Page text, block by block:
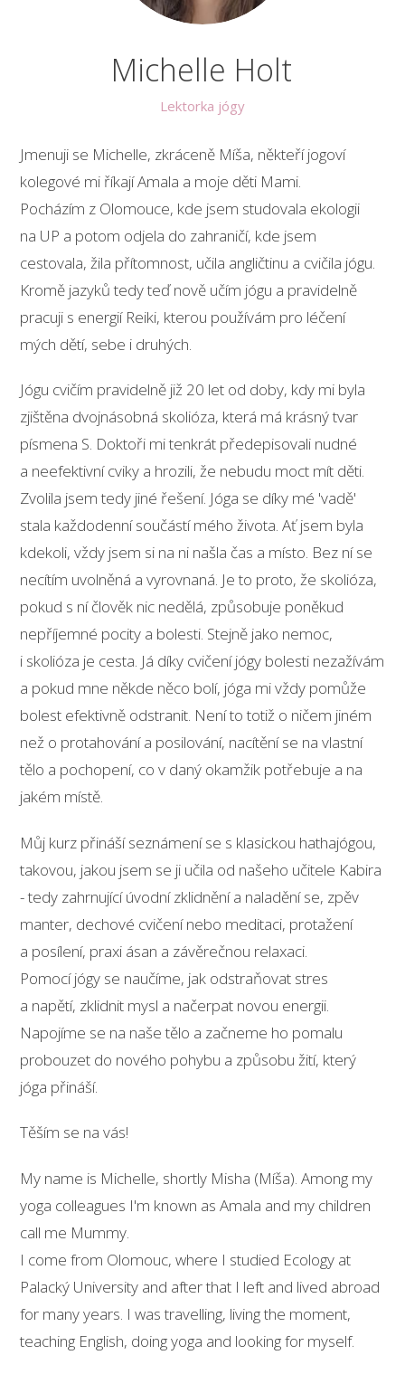
Michelle Holt
Lektorka jógy
Jmenuji se Michelle, zkráceně Míša, někteří jogoví
kolegové mi říkají Amala a moje děti Mami.
Pocházím z Olomouce, kde jsem studovala ekologii
na UP a potom odjela do zahraničí, kde jsem
cestovala, žila přítomnost, učila angličtinu a cvičila jógu.
Kromě jazyků tedy teď nově učím jógu a pravidelně
pracuji s energií Reiki, kterou používám pro léčení
mých dětí, sebe i druhých.
Jógu cvičím pravidelně již 20 let od doby, kdy mi byla
zjištěna dvojnásobná skolióza, která má krásný tvar
písmena S. Doktoři mi tenkrát předepisovali nudné
a neefektivní cviky a hrozili, že nebudu moct mít děti.
Zvolila jsem tedy jiné řešení. Jóga se díky mé 'vadě'
stala každodenní součástí mého života. Ať jsem byla
kdekoli, vždy jsem si na ni našla čas a místo. Bez ní se
necítím uvolněná a vyrovnaná. Je to proto, že skolióza,
pokud s ní člověk nic nedělá, způsobuje poněkud
nepříjemné pocity a bolesti. Stejně jako nemoc,
i skolióza je cesta. Já díky cvičení jógy bolesti nezažívám
a pokud mne někde něco bolí, jóga mi vždy pomůže
bolest efektivně odstranit. Není to totiž o ničem jiném
než o protahování a posilování, nacítění se na vlastní
tělo a pochopení, co v daný okamžik potřebuje a na
jakém místě.
Můj kurz přináší seznámení se s klasickou hathajógou,
takovou, jakou jsem se ji učila od našeho učitele Kabira
- tedy zahrnující úvodní zklidnění a naladění se, zpěv
manter, dechové cvičení nebo meditaci, protažení
a posílení, praxi ásan a závěrečnou relaxaci.
Pomocí jógy se naučíme, jak odstraňovat stres
a napětí, zklidnit mysl a načerpat novou energii.
Napojíme se na naše tělo a začneme ho pomalu
probouzet do nového pohybu a způsobu žití, který
jóga přináší.
Těším se na vás!
My name is Michelle, shortly Misha (Míša). Among my
yoga colleagues I'm known as Amala and my children
call me Mummy.
I come from Olomouc, where I studied Ecology at
Palacký University and after that I left and lived abroad
for many years. I was travelling, living the moment,
teaching English, doing yoga and looking for myself.